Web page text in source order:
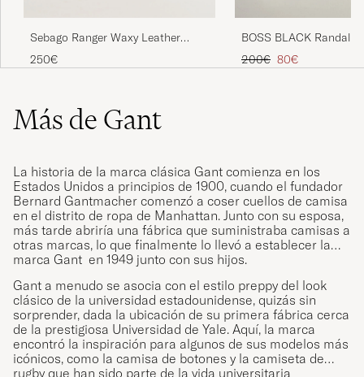
Sebago Ranger Waxy Leather
Loafer Brown Gum
250€
BOSS BLACK Randal
Loafer Dark Brown
Precio ordinario
200€ Precio reducido
80€
Más de Gant
La historia de la marca clásica Gant comienza en los
Estados Unidos a principios de 1900, cuando el fundador
Bernard Gantmacher comenzó a coser cuellos de camisa
en el distrito de ropa de Manhattan. Junto con su esposa,
más tarde abriría una fábrica que suministraba camisas a
otras marcas, lo que finalmente lo llevó a establecer la
marca Gant en 1949 junto con sus hijos.
Gant a menudo se asocia con el estilo preppy del look
clásico de la universidad estadounidense, quizás sin
sorprender, dada la ubicación de su primera fábrica cerca
de la prestigiosa Universidad de Yale. Aquí, la marca
encontró la inspiración para algunos de sus modelos más
icónicos, como la camisa de botones y la camiseta de
rugby que han sido parte de la vida universitaria